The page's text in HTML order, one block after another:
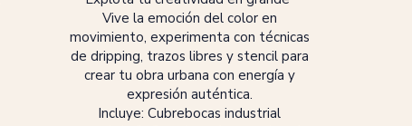
Vive la emoción del color en
movimiento, experimenta con técnicas
de dripping, trazos libres y stencil para
crear tu obra urbana con energía y
expresión auténtica.
Incluye: Cubrebocas industrial